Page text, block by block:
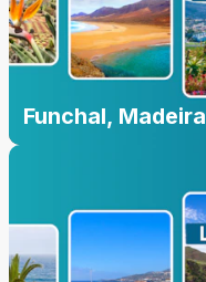
Funchal, Madeira